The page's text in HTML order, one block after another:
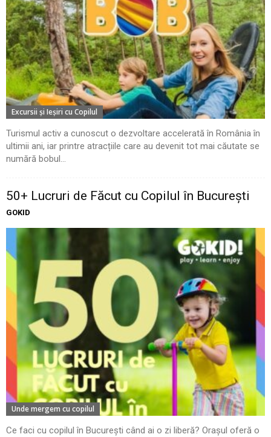
Excursii şi Ieşiri cu Copilul
Turismul activ a cunoscut o dezvoltare accelerată în România în
ultimii ani, iar printre atracțiile care au devenit tot mai căutate se
numără bobul...
50+ Lucruri de Făcut cu Copilul în București
GOKID
Unde mergem cu copilul
Ce faci cu copilul în București când ai o zi liberă? Orașul oferă o